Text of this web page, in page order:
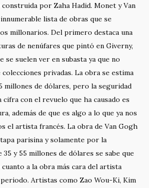
por Zaha Hadid. Monet y Van
lista de obras que se
millonarios. Del primero destaca una
de nenúfares que pintó en Giverny,
se suelen ver en subasta ya que no
privadas. La obra se estima
millones de dólares, pero la seguridad
cifra con el revuelo que ha causado es
además de que es algo a lo que ya nos
el artista francés. La obra de Van Gogh
parisina y solamente por la
y 55 millones de dólares se sabe que
a la obra más cara del artista
Artistas como Zao Wou-Ki, Kim